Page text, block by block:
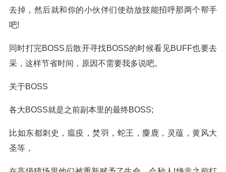
去掉，然后就和你的小伙伴们使劲放技能招呼那两个帮手
吧!
同时打完BOSS后散开寻找BOSS的时候看见BUFF也要去
采，这样节省时间，原因不需要我多说吧。
关于BOSS
各大BOSS就是之前副本里的最终BOSS;
比如东都刺史，瘟疫，焚羽，蛇王，麋鹿，灵蕴，黄风大
圣等，